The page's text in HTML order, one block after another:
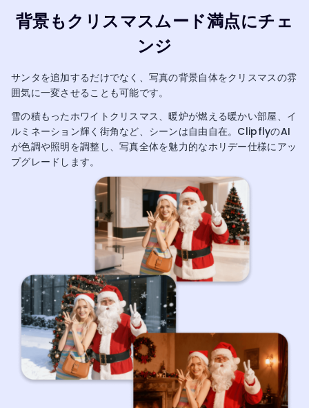
背景もクリスマスムード満点にチェ
ンジ
サンタを追加するだけでなく、写真の背景自体をクリスマスの雰
囲気に一変させることも可能です。
雪の積もったホワイトクリスマス、暖炉が燃える暖かい部屋、イ
ルミネーション輝く街角など、シーンは自由自在。ClipflyのAI
が色調や照明を調整し、写真全体を魅力的なホリデー仕様にアッ
プグレードします。